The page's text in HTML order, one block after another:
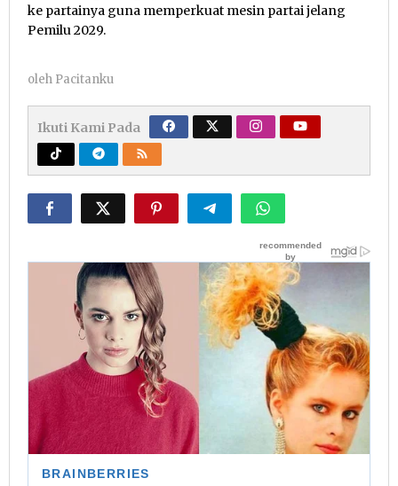
ke partainya guna memperkuat mesin partai jelang
Pemilu 2029.
oleh Pacitanku
Ikuti Kami Pada